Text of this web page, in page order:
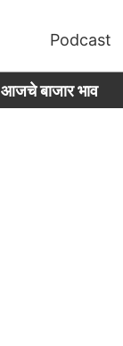
Podcast
आजचे बाजार भाव